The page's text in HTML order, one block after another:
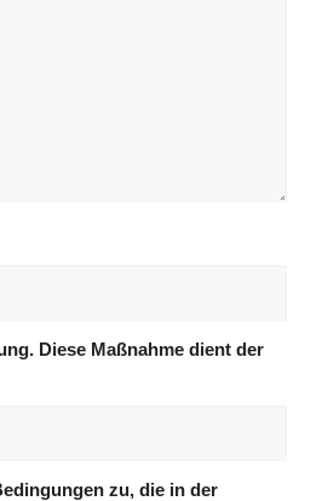
Diese Maßnahme dient der
zu, die in der